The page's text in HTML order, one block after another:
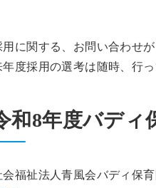
用に関する、お問い合わせ
年度採用の選考は随時、行っ
和8年度バディ
会福祉法人青風会バディ保育